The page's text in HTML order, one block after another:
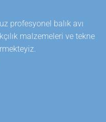
profesyonel balık avı
malzemeleri ve tekne